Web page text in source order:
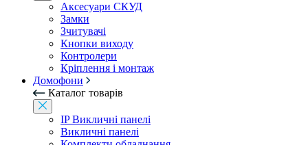
Аксесуари СКУД
Замки
Зчитувачі
Кнопки виходу
Контролери
Кріплення і монтаж
Домофони
Каталог товарів
IP Викличні панелі
Викличні панелі